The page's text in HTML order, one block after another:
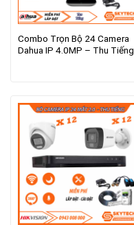
Combo Trọn Bộ 24 Camera
Dahua IP 4.0MP – Thu Tiếng